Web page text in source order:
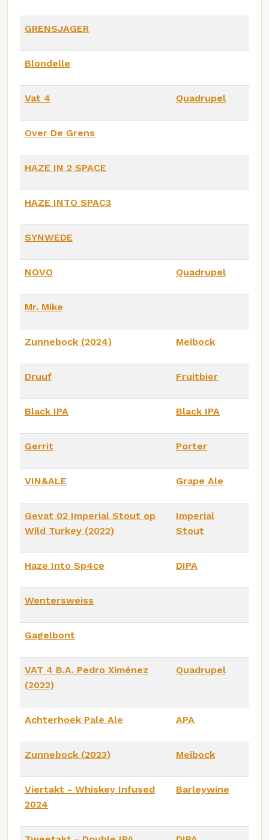
GRENSJAGER
Blondelle
Vat 4 Quadrupel
Over De Grens
HAZE IN 2 SPACE
HAZE INTO SPAC3
SYNWEDE
NOVO Quadrupel
Mr. Mike
Zunnebock (2024) Meibock
Druuf Fruitbier
Black IPA Black IPA
Gerrit Porter
VIN&ALE Grape Ale
Gevat 02 Imperial Stout op
Wild Turkey (2022)
Imperial
Stout
Haze Into Sp4ce DIPA
Wentersweiss
Gagelbont
VAT 4 B.A. Pedro Ximénez
(2022)
Quadrupel
Achterhoek Pale Ale APA
Zunnebock (2023) Meibock
Viertakt - Whiskey Infused
2024
Barleywine